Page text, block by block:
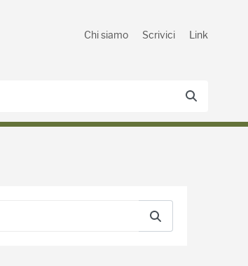
Chi siamo Scrivici Link